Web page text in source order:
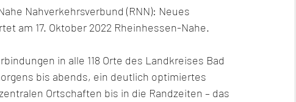
Nahverkehrsverbund (RNN): Neues
am 17. Oktober 2022 Rheinhessen-Nahe.
in alle 118 Orte des Landkreises Bad
bis abends, ein deutlich optimiertes
Ortschaften bis in die Randzeiten – das